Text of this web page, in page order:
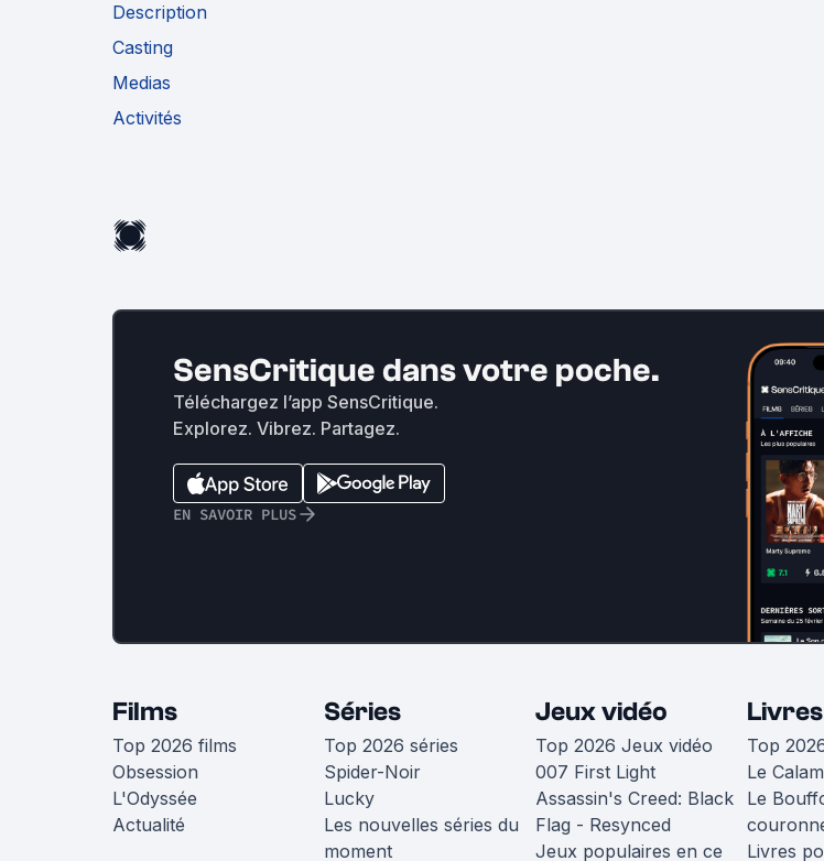
Description
Casting
Medias
Activités
SensCritique dans votre poche.
Téléchargez l’app SensCritique.
Explorez. Vibrez. Partagez.
EN SAVOIR PLUS
Films
Top 2026 films
Obsession
L'Odyssée
Actualité
Séries
Top 2026 séries
Spider-Noir
Lucky
Les nouvelles séries du
moment
Jeux vidéo
Top 2026 Jeux vidéo
007 First Light
Assassin's Creed: Black
Flag - Resynced
Jeux populaires en ce
Livres
Top
Le
Le
Livres